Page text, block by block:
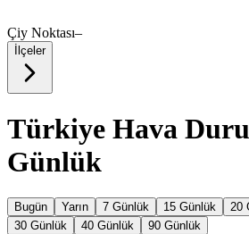
Çiy Noktası–
İlçeler
Türkiye Hava
Günlük
Bugün Yarın 7 Günlük 15 Günlük 20
30 Günlük
40 Günlük 90 Günlük